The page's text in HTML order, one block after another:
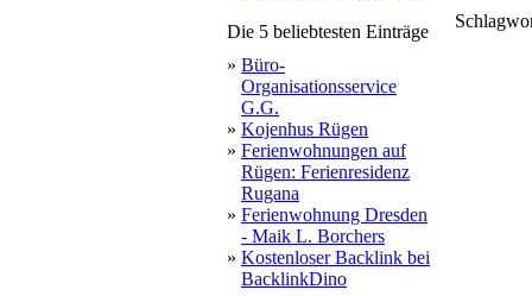
Die 5 beliebtesten Einträge
» Büro-
Organisationsservice
G.G.
» Kojenhus Rügen
» Ferienwohnungen auf
Rügen: Ferienresidenz
Rugana
» Ferienwohnung Dresden
- Maik L. Borchers
» Kostenloser Backlink bei
BacklinkDino
mieten